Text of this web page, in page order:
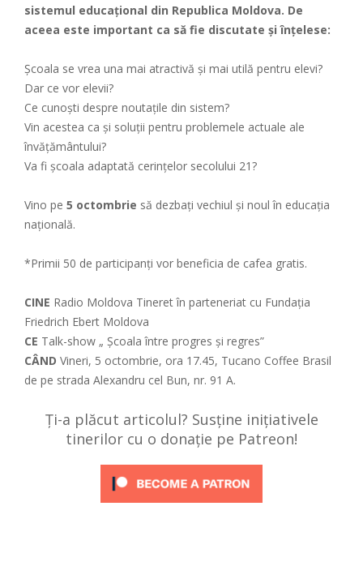
sistemul educațional din Republica Moldova. De
aceea este important ca să fie discutate și înțelese:
Școala se vrea una mai atractivă și mai utilă pentru elevi?
Dar ce vor elevii?
Ce cunoști despre noutațile din sistem?
Vin acestea ca și soluții pentru problemele actuale ale
învățământului?
Va fi școala adaptată cerințelor secolului 21?
Vino pe 5 octombrie să dezbați vechiul şi noul în educaţia
naţională.
*Primii 50 de participanți vor beneficia de cafea gratis.
CINE Radio Moldova Tineret în parteneriat cu Fundația
Friedrich Ebert Moldova
CE Talk-show „ Școala între progres și regres”
CÂND Vineri, 5 octombrie, ora 17.45, Tucano Coffee Brasil
de pe strada Alexandru cel Bun, nr. 91 A.
Ți-a plăcut articolul? Susține inițiativele
tinerilor cu o donație pe Patreon!